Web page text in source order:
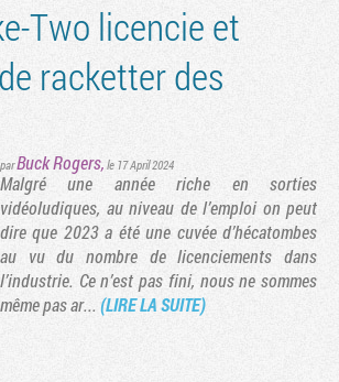
Two licencie et
racketter des
parBuck Rogers, le 17 April 2024
Malgré une année riche en sorties
vidéoludiques, au niveau de l’emploi on peut
dire que 2023 a été une cuvée d’hécatombes
au vu du nombre de licenciements dans
l’industrie. Ce n’est pas fini, nous ne sommes
même pas ar... (LIRE LA SUITE)